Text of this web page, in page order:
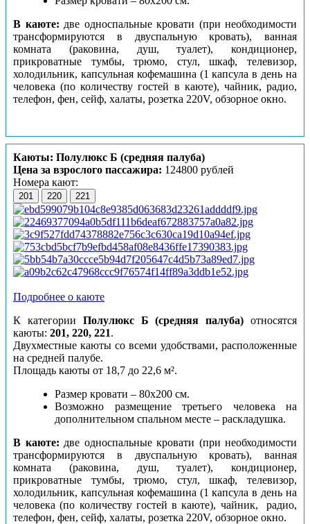
В каюте: две односпальные кровати (при необходимости
трансформируются в двуспальную кровать), ванная
комната (раковина, душ, туалет), кондиционер,
прикроватные тумбы, трюмо, стул, шкаф, телевизор,
холодильник, капсульная кофемашина (1 капсула в день на
человека (по количеству гостей в каюте), чайник, радио,
телефон, фен, сейф, халаты, розетка 220V, обзорное окно.
Каюты: Полулюкс Б (средняя палуба)
Цена за взрослого пассажира: 124800 рублей
Номера кают:
201 220 221
Подробнее о каюте
К категории Полулюкс Б (средняя палуба)относятся
каюты: 201, 220, 221.
Двухместные каюты со всеми удобствами, расположенные
на средней палубе.
Площадь каюты от 18,7 до 22,6 м².
Размер кровати – 80х200 см.
Возможно размещение третьего человека на
дополнительном спальном месте – раскладушка.
В каюте: две односпальные кровати (при необходимости
трансформируются в двуспальную кровать), ванная
комната (раковина, душ, туалет), кондиционер,
прикроватные тумбы, трюмо, стул, шкаф, телевизор,
холодильник, капсульная кофемашина (1 капсула в день на
человека (по количеству гостей в каюте), чайник, радио,
телефон, фен, сейф, халаты, розетка 220V, обзорное окно.